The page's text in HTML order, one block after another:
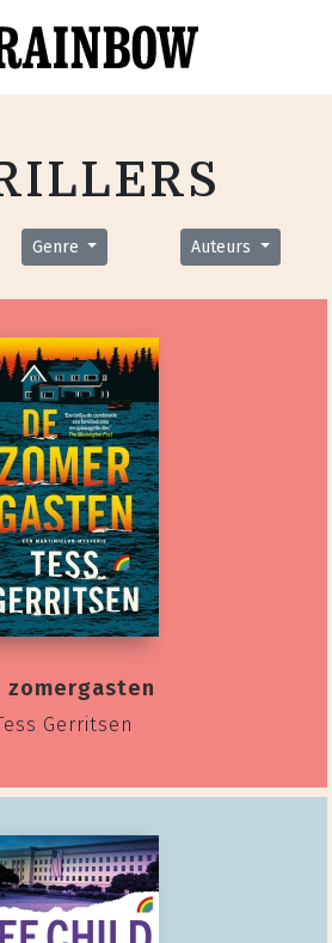
Genre Auteurs
zomergasten
Gerritsen